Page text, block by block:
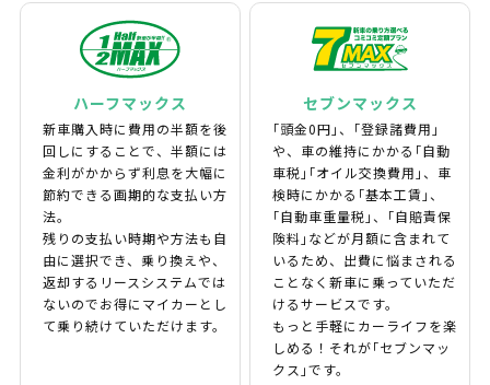
ハーフマックス
新車購入時に費用の半額を後
回しにすることで、半額には
金利がかからず利息を大幅に
節約できる画期的な支払い方
法。
残りの支払い時期や方法も自
由に選択でき、乗り換えや、
返却するリースシステムでは
ないのでお得にマイカーとし
て乗り続けていただけます。
セブンマックス
｢頭金0円｣、｢登録諸費用｣
や、車の維持にかかる｢自動
車税｣｢オイル交換費用｣、車
検時にかかる｢基本工賃｣、
｢自動車重量税｣、｢自賠責保
険料｣などが月額に含まれて
いるため、出費に悩まされる
ことなく新車に乗っていただ
けるサービスです。
もっと手軽にカーライフを楽
しめる！それが｢セブンマッ
クス｣です。